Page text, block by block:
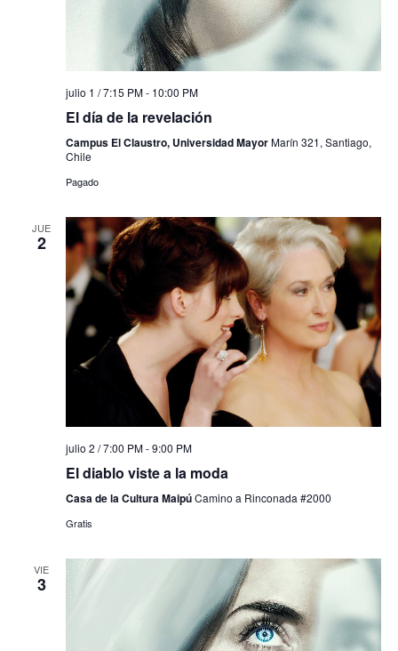
julio 1 / 7:15 PM- 10:00 PM
El día de la revelación
Campus El Claustro, Universidad MayorMarín 321, Santiago,
Chile
Pagado
JUE
2
julio 2 / 7:00 PM-9:00 PM
El diablo viste a la moda
Casa de la Cultura MaipúCamino a Rinconada #2000
Gratis
VIE
3